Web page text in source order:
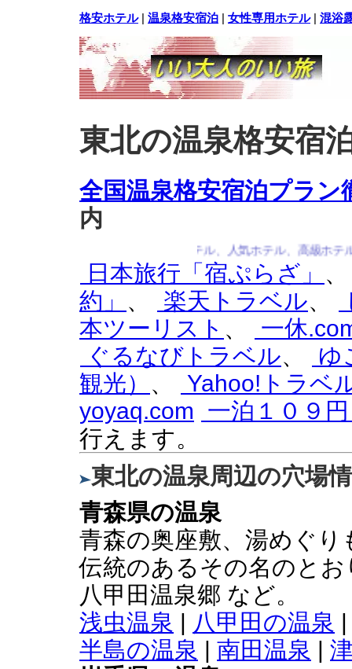
格安ホテル| 温泉格安宿泊 | 女性専用ホテル| 混浴
東北の温泉格安宿
全国温泉格安宿泊プラン
内
泊案内・格安ホテル、激安ホテル、人気ホテル、高級ホテル
日本旅行「宿ぷらざ」
約」 、 楽天トラベル、
本ツーリスト 、
一休
ぐるなびトラベル、
ゆ
観光） 、
Yahoo!トラベ
yoyaq.com
一泊１０９
行えます。
東北の温泉周辺の穴場
青森県の温泉
青森の奥座敷、湯めぐ
伝統のあるその名のと
八甲田温泉郷 など。
浅虫温泉 | 八甲田の温泉
半島の温泉 | 南田温泉 |